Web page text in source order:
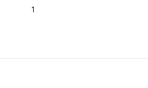
1